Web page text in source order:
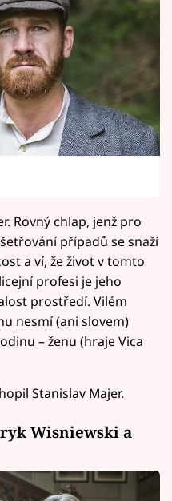
Rovný chlap, jenž pro
případů se snaží
a ví, že život v tomto
profesi je jeho
prostředí. Vilém
nesmí (ani slovem)
– ženu (hraje Vica
Stanislav Majer.
Wisniewski a